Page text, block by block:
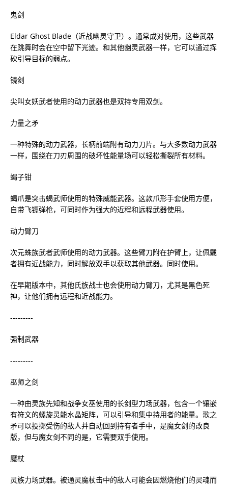
鬼剑
Eldar Ghost Blade（近战幽灵守卫）。通常成对使用，这些武器
在跳舞时会在空中留下光迹。和其他幽灵武器一样，它可以通过挥
砍引导目标的弱点。
镜剑
尖叫女妖武者使用的动力武器也是双持专用双剑。
力量之矛
一种特殊的动力武器，长柄前端附有动力刀片。与大多数动力武器
一样，围绕在刀刃周围的破坏性能量场可以轻松撕裂所有材料。
蝎子钳
蝎爪是突击蝎武师使用的特殊威能武器。这款爪形手套使用方便，
自带飞镖弹枪，可同时作为强大的近程和远程武器使用。
动力臂刀
次元蛛族武者武师使用的动力武器。这些臂刀附在护臂上，让佩戴
者拥有近战能力，同时解放双手以获取其他武器。同时使用。
在早期版本中，其他氏族战士也会使用动力臂刀，尤其是黑色死
神，让他们拥有远程和近战能力。
---------
强制武器
---------
巫师之剑
一种由灵族先知和战争女巫使用的长剑型力场武器，包含一个镶嵌
有符文的螺旋灵能水晶矩阵，可以引导和集中持用者的能量。歌之
矛可以投掷受伤的敌人并自动回到持有者手中，是魔女剑的改良
版，但与魔女剑不同的是，它需要双手使用。
魔杖
灵族力场武器。被通灵魔杖击中的敌人可能会因燃烧他们的灵魂而